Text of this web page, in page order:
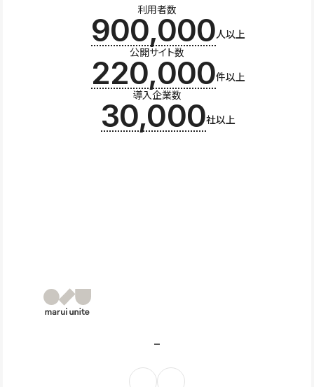
利用者数
900,000人以上
公開サイト数
220,000件以上
導入企業数
30,000社以上